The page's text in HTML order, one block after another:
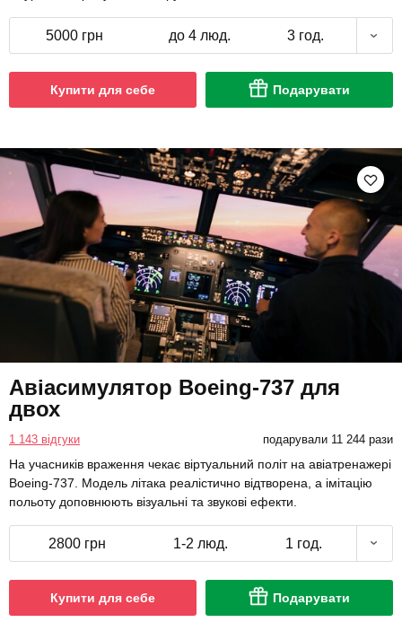
5000 грн до 4 люд. 3 год.
Купити для себе Подарувати
Авіасимулятор Boeing-737 для
двох
1 143 відгуки подарували 11 244 рази
На учасників враження чекає віртуальний політ на авіатренажері
Boeing-737. Модель літака реалістично відтворена, а імітацію
польоту доповнюють візуальні та звукові ефекти.
2800 грн 1-2 люд. 1 год.
Купити для себе Подарувати